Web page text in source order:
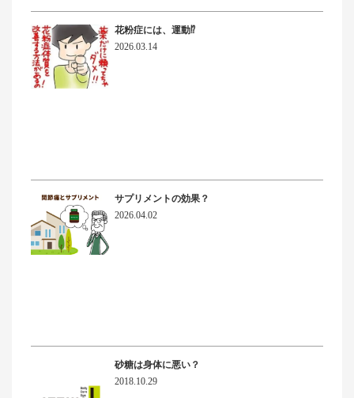
花粉症には、運動⁉
2026.03.14
サプリメントの効果？
2026.04.02
砂糖は身体に悪い？
2018.10.29